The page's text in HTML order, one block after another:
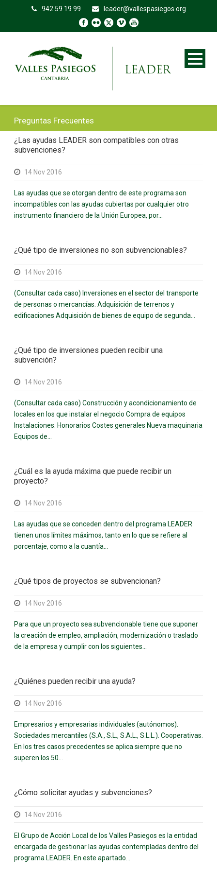
942 59 19 99 leader@vallespasiegos.org
Preguntas Frecuentes
¿Las ayudas LEADER son compatibles con otras
subvenciones?
14 Nov 2016
Las ayudas que se otorgan dentro de este programa son
incompatibles con las ayudas cubiertas por cualquier otro
instrumento financiero de la Unión Europea, por...
¿Qué tipo de inversiones no son subvencionables?
14 Nov 2016
(Consultar cada caso) Inversiones en el sector del transporte
de personas o mercancías. Adquisición de terrenos y
edificaciones Adquisición de bienes de equipo de segunda...
¿Qué tipo de inversiones pueden recibir una
subvención?
14 Nov 2016
(Consultar cada caso) Construcción y acondicionamiento de
locales en los que instalar el negocio Compra de equipos
Instalaciones. Honorarios Costes generales Nueva maquinaria
Equipos de...
¿Cuál es la ayuda máxima que puede recibir un
proyecto?
14 Nov 2016
Las ayudas que se conceden dentro del programa LEADER
tienen unos límites máximos, tanto en lo que se refiere al
porcentaje, como a la cuantía...
¿Qué tipos de proyectos se subvencionan?
14 Nov 2016
Para que un proyecto sea subvencionable tiene que suponer
la creación de empleo, ampliación, modernización o traslado
de la empresa y cumplir con los siguientes...
¿Quiénes pueden recibir una ayuda?
14 Nov 2016
Empresarios y empresarias individuales (autónomos).
Sociedades mercantiles (S.A., S.L., S.A.L., S.L.L.). Cooperativas.
En los tres casos precedentes se aplica siempre que no
superen los 50...
¿Cómo solicitar ayudas y subvenciones?
14 Nov 2016
El Grupo de Acción Local de los Valles Pasiegos es la entidad
encargada de gestionar las ayudas contempladas dentro del
programa LEADER. En este apartado...